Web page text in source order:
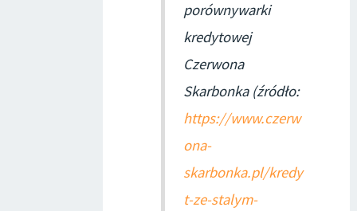
porównywarki
kredytowej
Czerwona
Skarbonka (źródło:
https://www.czerw
ona-
skarbonka.pl/kredy
t-ze-stalym-